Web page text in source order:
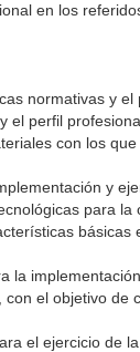
en los
normativas y
el perfil
con los
y
para
básicas
la
el objetivo de
el ejercicio de